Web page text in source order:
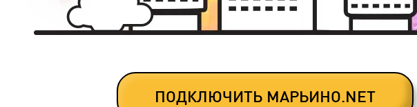
ПОДКЛЮЧИТЬ МАРЬИНО.NET